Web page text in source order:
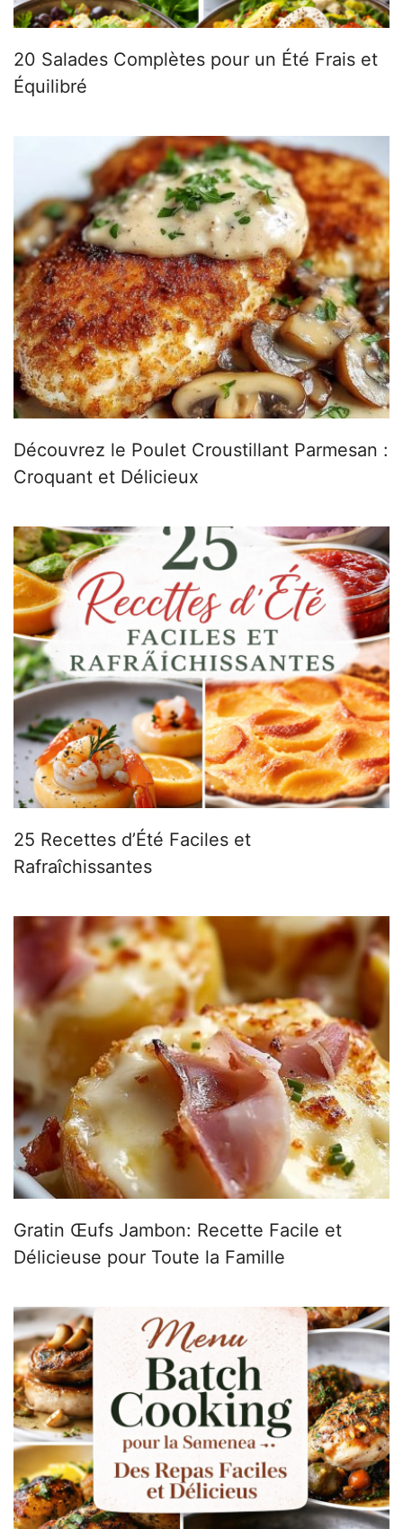
20 Salades Complètes pour un Été Frais et
Équilibré
Découvrez le Poulet Croustillant Parmesan :
Croquant et Délicieux
25 Recettes d’Été Faciles et
Rafraîchissantes
Gratin Œufs Jambon: Recette Facile et
Délicieuse pour Toute la Famille